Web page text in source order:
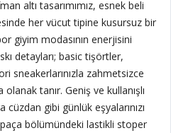
altı tasarımımız, esnek beli
her vücut tipine kusursuz bir
giyim modasının enerjisini
detayları; basic tişörtler,
sneakerlarınızla zahmetsizce
tanır. Geniş ve kullanışlı
gibi günlük eşyalarınızı
paça bölümündeki lastikli stoper